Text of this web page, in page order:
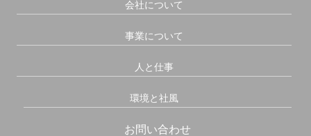
会社について
事業について
人と仕事
環境と社風
お問い合わせ